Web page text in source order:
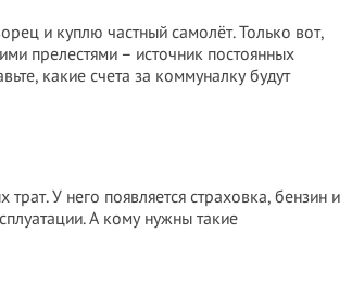
и куплю частный самолёт. Только вот,
прелестями – источник постоянных
какие счета за коммуналку будут
У него появляется страховка, бензин и
А кому нужны такие